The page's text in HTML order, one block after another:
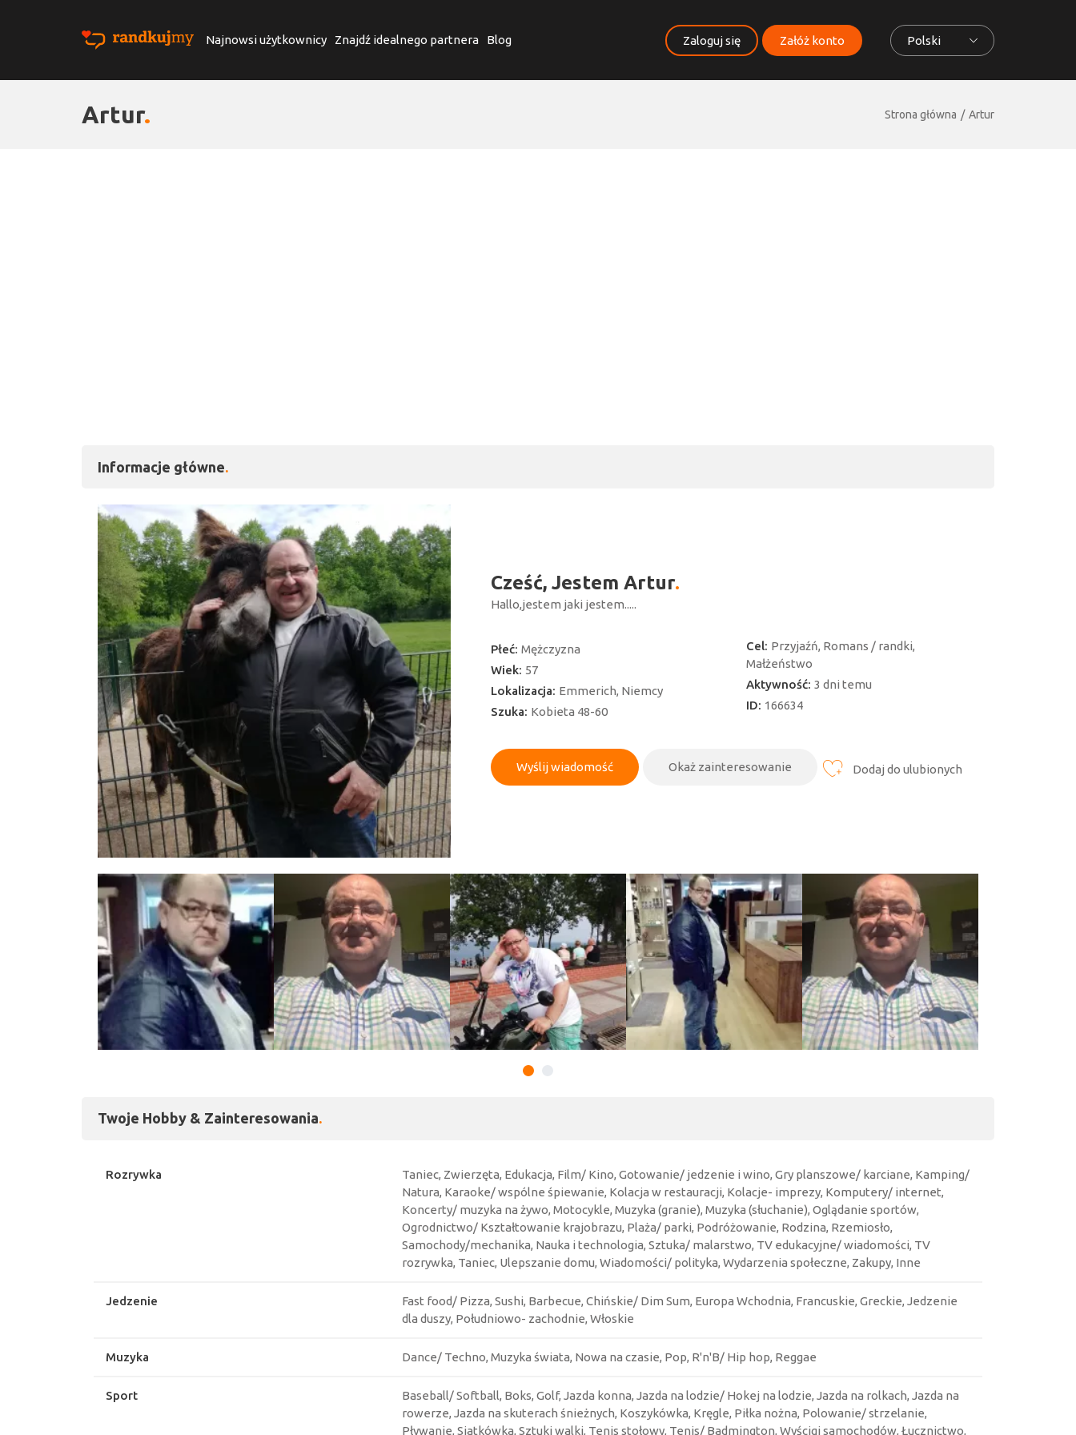
Najnowsi użytkownicy Znajdź idealnego partnera Blog Zaloguj się Załóż konto Polski
Artur Strona główna Artur
Informacje główne
Kliknij, aby powiększyć
7 zdjęć
Cześć, Jestem Artur
Hallo,jestem jaki jestem.....
Płeć: Mężczyzna
Wiek: 57
Lokalizacja:
Emmerich, Niemcy
Szuka:
Kobieta 48-60
Cel: Przyjaźń, Romans / randki,
Małżeństwo
Aktywność:3 dni temu
ID: 166634
Wyślij wiadomość Okaż zainteresowanie Dodaj do ulubionych
Twoje Hobby & Zainteresowania
Rozrywka
Taniec, Zwierzęta, Edukacja, Film/ Kino, Gotowanie/ jedzenie i wino, Gry planszowe/ karciane, Kamping/
Natura, Karaoke/ wspólne śpiewanie, Kolacja w restauracji, Kolacje- imprezy, Komputery/ internet,
Koncerty/ muzyka na żywo, Motocykle, Muzyka (granie), Muzyka (słuchanie), Oglądanie sportów,
Ogrodnictwo/ Kształtowanie krajobrazu, Plaża/ parki, Podróżowanie, Rodzina, Rzemiosło,
Samochody/mechanika, Nauka i technologia, Sztuka/ malarstwo, TV edukacyjne/ wiadomości, TV
rozrywka, Taniec, Ulepszanie domu, Wiadomości/ polityka, Wydarzenia społeczne, Zakupy, Inne
Jedzenie
Fast food/ Pizza, Sushi, Barbecue, Chińskie/ Dim Sum, Europa Wchodnia, Francuskie, Greckie, Jedzenie
dla duszy, Południowo- zachodnie, Włoskie
Muzyka Dance/ Techno, Muzyka świata, Nowa na czasie, Pop, R'n'B/ Hip hop, Reggae
Sport
Baseball/ Softball, Boks, Golf, Jazda konna, Jazda na lodzie/ Hokej na lodzie, Jazda na rolkach, Jazda na
rowerze, Jazda na skuterach śnieżnych, Koszykówka, Kręgle, Piłka nożna, Polowanie/ strzelanie,
Pływanie, Siatkówka, Sztuki walki, Tenis stołowy, Tenis/ Badmington, Wyścigi samochodów, Łucznictwo,